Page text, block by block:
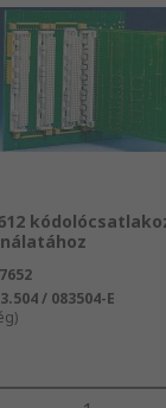
/ 083504-E